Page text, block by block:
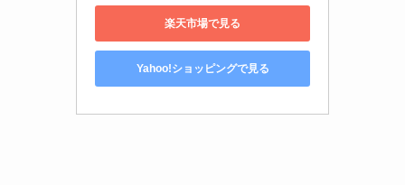
楽天市場で見る
Yahoo!ショッピングで見る